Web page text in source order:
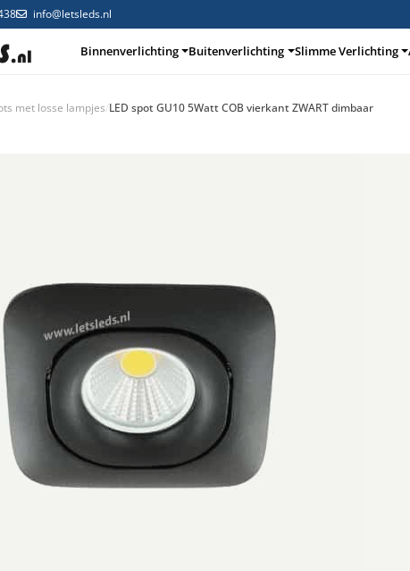
info@letsleds.nl
Binnenverlichting Buitenverlichting Slimme Verlichting
met losse lampjes/LED spot GU10 5Watt COB vierkant ZWART dimbaar